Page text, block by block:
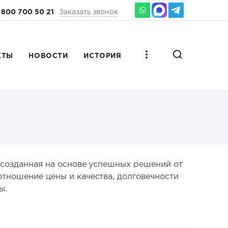
800 700 50 21 Заказать звонок
НОВОСТИ ИСТОРИЯ
на основе успешных решений от
цены и качества, долговечности